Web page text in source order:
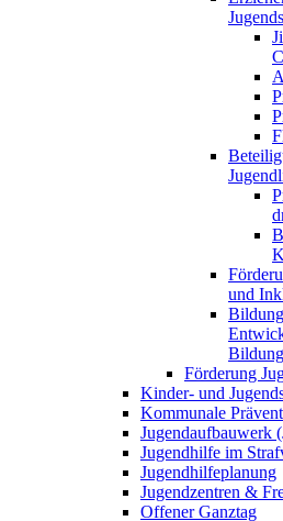
und
Bildung
Förderung
Kinder- und
Kommunale
Jugendaufbauwerk
Jugendhilfe im
Jugendhilfeplanung
Jugendzentren &
Offener Ganztag